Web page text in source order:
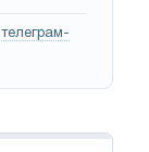
телеграм-